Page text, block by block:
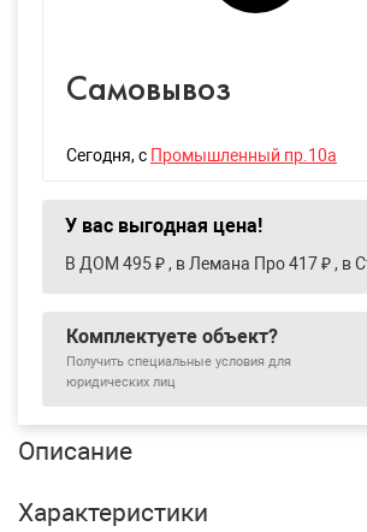
Самовывоз
Сегодня, с Промышленный пр.10а
У вас выгодная цена!
Комплектуете объект?
Получить специальные условия для
юридических лиц
Описание
оцинкованный, кг купить в Сургуте по
Характеристики